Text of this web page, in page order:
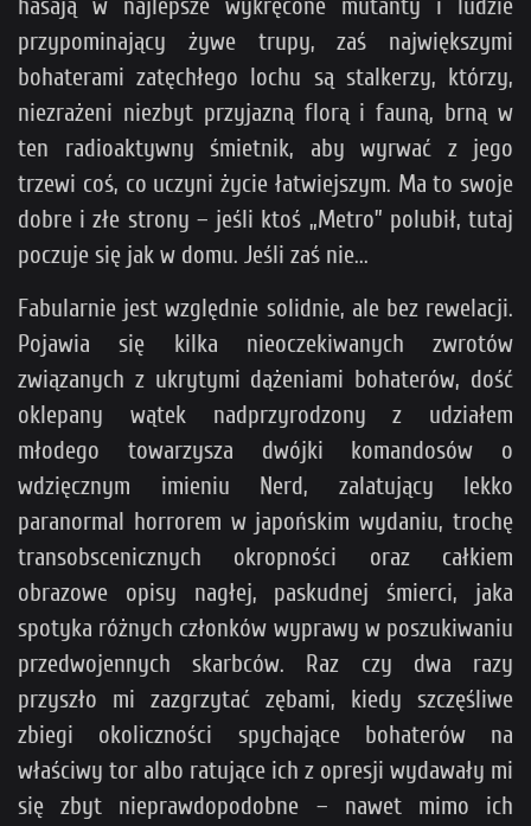
hasają w najlepsze wykręcone mutanty i ludzie
przypominający żywe trupy, zaś największymi
bohaterami zatęchłego lochu są stalkerzy, którzy,
niezrażeni niezbyt przyjazną florą i fauną, brną w
ten radioaktywny śmietnik, aby wyrwać z jego
trzewi coś, co uczyni życie łatwiejszym. Ma to swoje
dobre i złe strony – jeśli ktoś „Metro” polubił, tutaj
poczuje się jak w domu. Jeśli zaś nie...
Fabularnie jest względnie solidnie, ale bez rewelacji.
Pojawia się kilka nieoczekiwanych zwrotów
związanych z ukrytymi dążeniami bohaterów, dość
oklepany wątek nadprzyrodzony z udziałem
młodego towarzysza dwójki komandosów o
wdzięcznym imieniu Nerd, zalatujący lekko
paranormal horrorem w japońskim wydaniu, trochę
transobscenicznych okropności oraz całkiem
obrazowe opisy nagłej, paskudnej śmierci, jaka
spotyka różnych członków wyprawy w poszukiwaniu
przedwojennych skarbców. Raz czy dwa razy
przyszło mi zazgrzytać zębami, kiedy szczęśliwe
zbiegi okoliczności spychające bohaterów na
właściwy tor albo ratujące ich z opresji wydawały mi
się zbyt nieprawdopodobne – nawet mimo ich